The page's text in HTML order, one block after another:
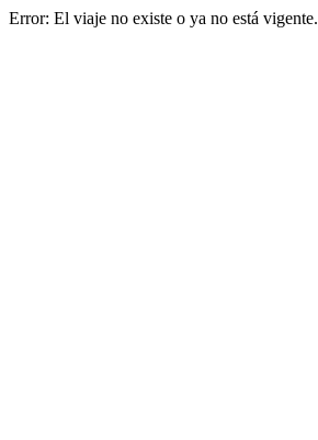
Error: El viaje no existe o ya no está vigente.